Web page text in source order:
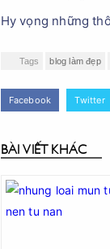
Hy vọng những
Tags blog làm đẹp
Facebook Twitter
BÀI VIẾT KHÁC